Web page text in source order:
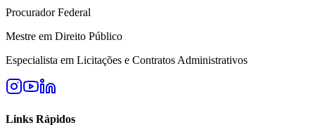
Procurador Federal
Mestre em Direito Público
Especialista em Licitações e Contratos Administrativos
Links Rápidos